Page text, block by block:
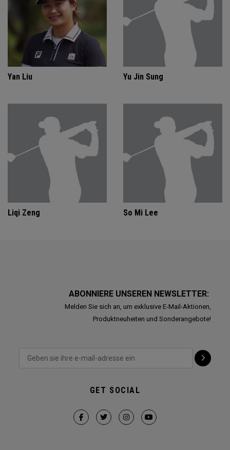
Yan Liu Yu Jin Sung
Liqi Zeng So Mi Lee
ABONNIERE UNSEREN NEWSLETTER:
Melden Sie sich an, um exklusive E-Mail-Aktionen,
Produktneuheiten und Sonderangebote!
GET SOCIAL